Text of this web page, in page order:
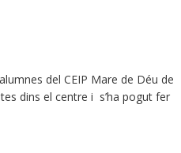
del CEIP Mare de Déu de
dins el centre i s’ha pogut fer